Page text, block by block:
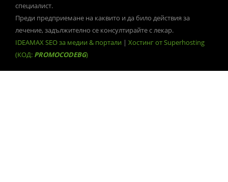
специалист.
Преди предприемане на каквито и да било действия за
лечение, задължително се консултирайте с лекар.
IDEAMAX SEO за медии & портали | Хостинг от Superhosting
(КОД: PROMOCODEBG)